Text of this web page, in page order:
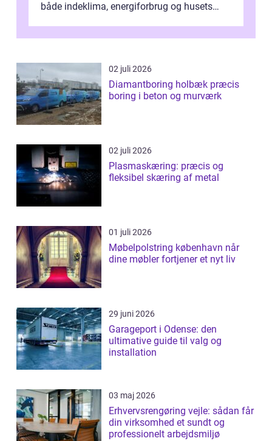
både indeklima, energiforbrug og husets
02 juli 2026
Diamantboring holbæk præcis
boring i beton og murværk
02 juli 2026
Plasmaskæring: præcis og
fleksibel skæring af metal
01 juli 2026
Møbelpolstring københavn når
dine møbler fortjener et nyt liv
29 juni 2026
Garageport i Odense: den
ultimative guide til valg og
installation
03 maj 2026
Erhvervsrengøring vejle: sådan får
din virksomhed et sundt og
professionelt arbejdsmiljø